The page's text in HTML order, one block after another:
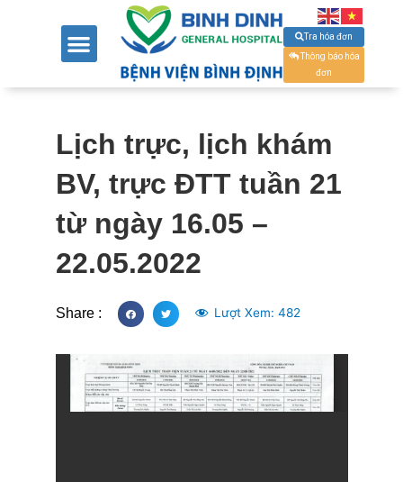
Tra hóa đơn
Thông báo hóa
đơn
Lịch trực, lịch khám
BV, trực ĐTT tuần 21
từ ngày 16.05 –
22.05.2022
Share : Lượt Xem: 482